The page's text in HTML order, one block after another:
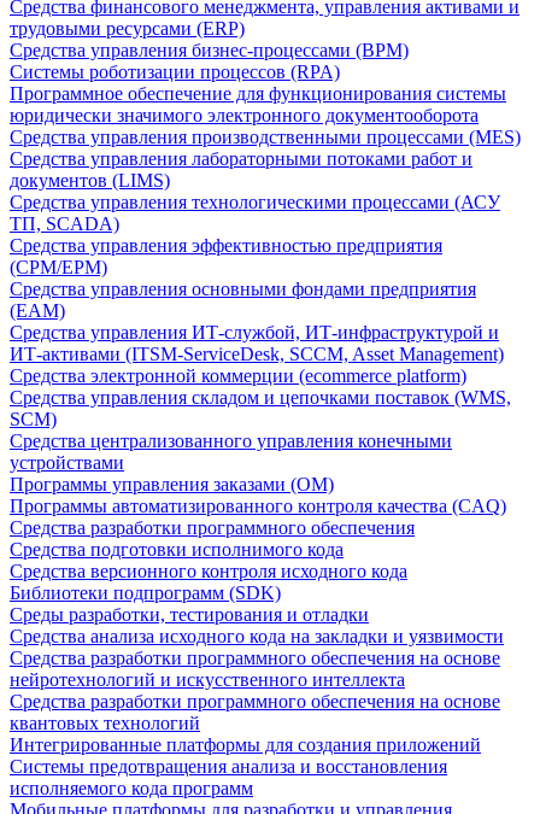
Средства финансового менеджмента, управления активами и
трудовыми ресурсами (ERP)
Средства управления бизнес-процессами (BPM)
Системы роботизации процессов (RPA)
Программное обеспечение для функционирования системы
юридически значимого электронного документооборота
Средства управления производственными процессами (MES)
Средства управления лабораторными потоками работ и
документов (LIMS)
Средства управления технологическими процессами (АСУ
ТП, SCADA)
Средства управления эффективностью предприятия
(CPM/EPM)
Средства управления основными фондами предприятия
(EAM)
Средства управления ИТ-службой, ИТ-инфраструктурой и
ИТ-активами (ITSM-ServiceDesk, SCCM, Asset Management)
Средства электронной коммерции (ecommerce platform)
Средства управления складом и цепочками поставок (WMS,
SCM)
Средства централизованного управления конечными
устройствами
Программы управления заказами (OM)
Программы автоматизированного контроля качества (CAQ)
Средства разработки программного обеспечения
Средства подготовки исполнимого кода
Средства версионного контроля исходного кода
Библиотеки подпрограмм (SDK)
Среды разработки, тестирования и отладки
Средства анализа исходного кода на закладки и уязвимости
Средства разработки программного обеспечения на основе
нейротехнологий и искусственного интеллекта
Средства разработки программного обеспечения на основе
квантовых технологий
Интегрированные платформы для создания приложений
Системы предотвращения анализа и восстановления
исполняемого кода программ
Мобильные платформы для разработки и управления